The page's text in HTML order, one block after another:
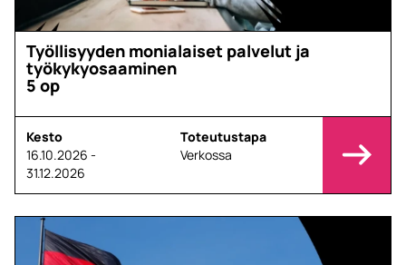
Työllisyyden monialaiset palvelut ja
työkykyosaaminen
5 op
Kesto
16.10.2026 -
31.12.2026
Toteutustapa
Verkossa